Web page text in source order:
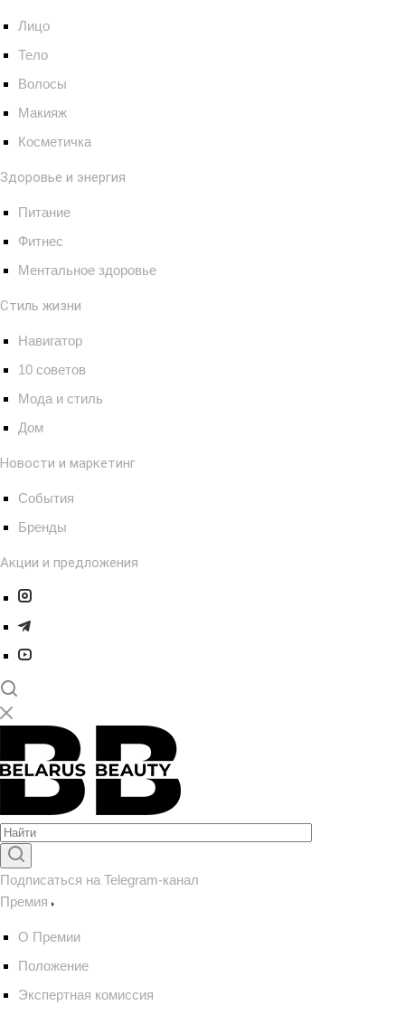
Лицо
Тело
Волосы
Макияж
Косметичка
Здоровье и энергия
Питание
Фитнес
Ментальное здоровье
Стиль жизни
Навигатор
10 советов
Мода и стиль
Дом
Новости и маркетинг
События
Бренды
Акции и предложения
Подписаться на Telegram-канал
Премия
О Премии
Положение
Экспертная комиссия